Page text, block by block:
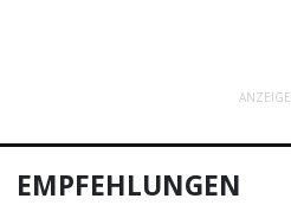
ANZEIGE
EMPFEHLUNGEN